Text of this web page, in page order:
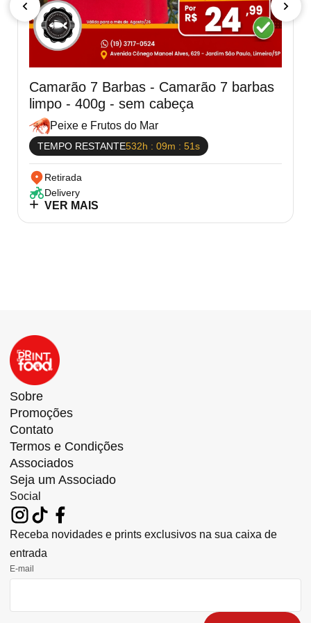
Sexta-feira 08:00 às 18:00
Sábado 08:00 às 18:00
Camarão 7 Barbas - Camarão 7 barbas
limpo - 400g - sem cabeça
Peixe e Frutos do Mar
TEMPO RESTANTE532h : 09m : 51s
Retirada
Delivery
VER MAIS
Sobre
Promoções
Contato
Termos e Condições
Associados
Seja um Associado
Social
Receba novidades e prints exclusivos na sua caixa de
entrada
E-mail